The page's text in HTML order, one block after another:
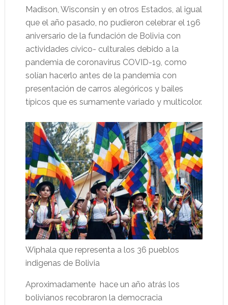
Madison, Wisconsin y en otros Estados, al igual
que el año pasado, no pudieron celebrar el 196
aniversario de la fundación de Bolivia con
actividades cívico- culturales debido a la
pandemia de coronavirus COVID-19, como
solían hacerlo antes de la pandemia con
presentación de carros alegóricos y bailes
típicos que es sumamente variado y multicolor.
Wiphala que representa a los 36 pueblos
indigenas de Bolivia
Aproximadamente hace un año atrás los
bolivianos recobraron la democracia